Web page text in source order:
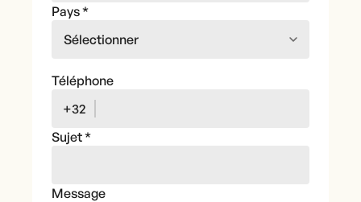
Pays*
Téléphone
+32
Sujet*
Message